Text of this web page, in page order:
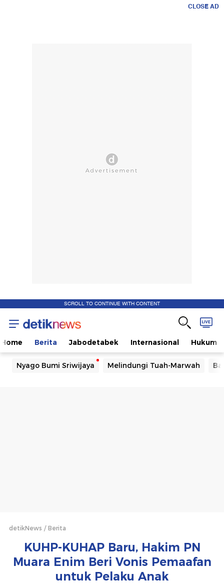
CLOSE AD
SCROLL TO CONTINUE WITH CONTENT
Home Berita Jabodetabek Internasional Hukum
Nyago Bumi Sriwijaya Melindungi Tuah-Marwah
detikNews Berita
KUHP-KUHAP Baru, Hakim PN
Muara Enim Beri Vonis Pemaafan
untuk Pelaku Anak